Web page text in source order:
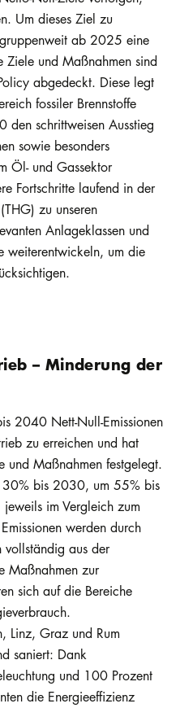
Um dieses Ziel zu
ab 2025 eine
Ziele und Maßnahmen sind
abgedeckt. Diese legt
fossiler Brennstoffe
schrittweisen Ausstieg
sowie besonders
Öl- und Gassektor
Fortschritte laufend in der
zu unseren
Anlageklassen und
weiterentwickeln, um die
– Minderung der
2040 Nett-Null-Emissionen
zu erreichen und hat
und Maßnahmen festgelegt.
30% bis 2030, um 55% bis
im Vergleich zum
werden durch
aus der
Maßnahmen zur
sich auf die Bereiche
Linz, Graz und Rum
saniert: Dank
und 100 Prozent
die Energieeffizienz